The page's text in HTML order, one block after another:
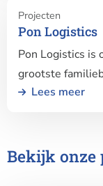
Projecten
Pon Logistics
Pon Logistics is
grootste
Lees meer
meer
over
Pon
Logistics
Bekijk onze